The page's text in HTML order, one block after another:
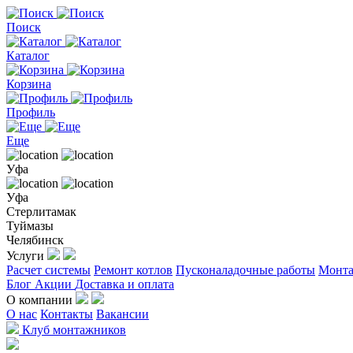
Поиск
Каталог
Корзина
Профиль
Еще
Уфа
Уфа
Стерлитамак
Туймазы
Челябинск
Услуги
Расчет системы Ремонт котлов Пусконаладочные работы
Блог Акции Доставка и оплата
О компании
О нас Контакты Вакансии
Клуб монтажников